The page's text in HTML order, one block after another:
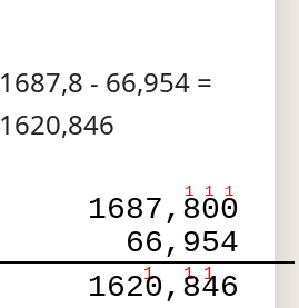
1687,8 - 66,954 =
1620,846
1 1 1
1687,800
66,954
1 1 1
1620,846